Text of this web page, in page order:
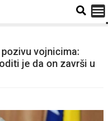
vojnicima:
je da on završi u